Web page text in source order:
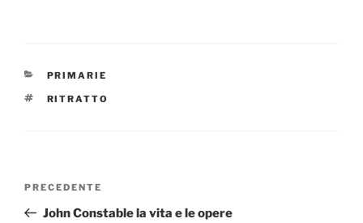
CATEGORIE
PRIMARIE
TAG
RITRATTO
Navigazione
Articolo
precedente:
PRECEDENTE
John Constable la vita e le opere